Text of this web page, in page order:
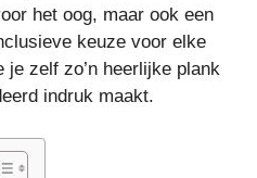
het oog, maar ook een
keuze voor elke
je zelf zo’n heerlijke plank
indruk maakt.